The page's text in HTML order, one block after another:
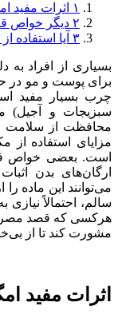
۱ اثرات مفید امگا 3 بر
۲ دیگر خواص قرص امگا
۳ آیا استفاده از
چرب بسیار مفید
سبزیجات و آجیل)
محافظت از سلامت
مزایای استفاده از
ارگان‌های بدن
می‌توانند این ماده
هرکسی که قصد مصرف
مشورت کند تا از
اثرات مفید امگا 3 بر پوست